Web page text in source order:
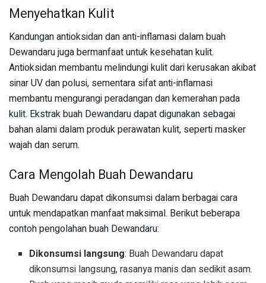
Menyehatkan Kulit
Kandungan antioksidan dan anti-inflamasi dalam buah
Dewandaru juga bermanfaat untuk kesehatan kulit.
Antioksidan membantu melindungi kulit dari kerusakan akibat
sinar UV dan polusi, sementara sifat anti-inflamasi
membantu mengurangi peradangan dan kemerahan pada
kulit. Ekstrak buah Dewandaru dapat digunakan sebagai
bahan alami dalam produk perawatan kulit, seperti masker
wajah dan serum.
Cara Mengolah Buah Dewandaru
Buah Dewandaru dapat dikonsumsi dalam berbagai cara
untuk mendapatkan manfaat maksimal. Berikut beberapa
contoh pengolahan buah Dewandaru:
Dikonsumsi langsung: Buah Dewandaru dapat
dikonsumsi langsung, rasanya manis dan sedikit asam.